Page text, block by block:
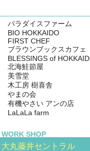
パラダイスファーム
BIO HOKKAIDO
FIRST CHEF
ブラウンブックスカフェ
BLESSINGS of
北海鮭節屋
美雪堂
木工房 樹喜舎
やまの会
有機やさい アンの店
LaLaLa farm
WORK SHOP
大丸藤井セントラル